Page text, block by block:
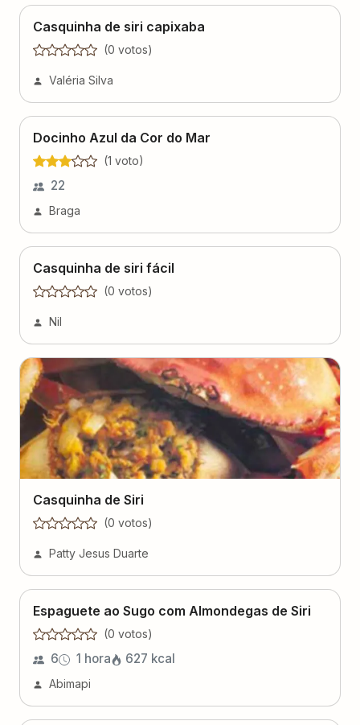
Casquinha de siri capixaba
(0 votos)
Valéria Silva
Docinho Azul da Cor do Mar
(1 voto)
22
Braga
Casquinha de siri fácil
(0 votos)
Nil
Casquinha de Siri
(0 votos)
Patty Jesus Duarte
Espaguete ao Sugo com Almondegas de Siri
(0 votos)
6 1 hora 627 kcal
Abimapi